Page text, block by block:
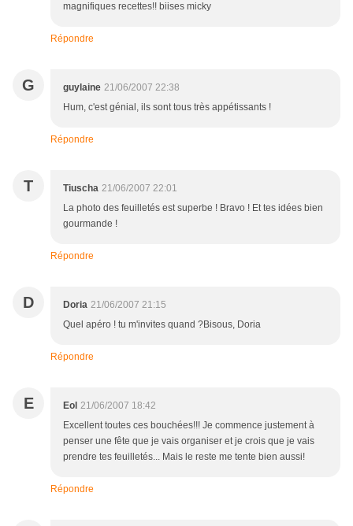
magnifiques recettes!! biises micky
Répondre
G guylaine 21/06/2007 22:38
Hum, c'est génial, ils sont tous très appétissants !
Répondre
T Tiuscha 21/06/2007 22:01
La photo des feuilletés est superbe ! Bravo ! Et tes idées bien
gourmande !
Répondre
D Doria 21/06/2007 21:15
Quel apéro ! tu m'invites quand ?Bisous, Doria
Répondre
E Eol 21/06/2007 18:42
Excellent toutes ces bouchées!!! Je commence justement à
penser une fête que je vais organiser et je crois que je vais
prendre tes feuilletés... Mais le reste me tente bien aussi!
Répondre